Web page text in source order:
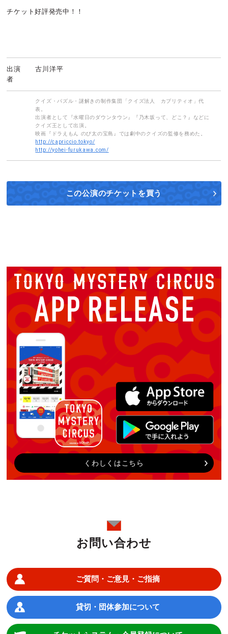
チケット好評発売中！！
出演
者
古川洋平
クイズ・パズル・謎解きの制作集団「クイズ法人 カプリティオ」代
表。
出演者として『水曜日のダウンタウン』『乃木坂って、どこ？』などに
クイズ王として出演。
映画『ドラえもん のび太の宝島』では劇中のクイズの監修を務めた。
http://capriccio.tokyo/
http://yohei-furukawa.com/
この公演のチケットを買う
くわしくはこちら
お問い合わせ
ご質問・ご意見・ご指摘
貸切・団体参加について